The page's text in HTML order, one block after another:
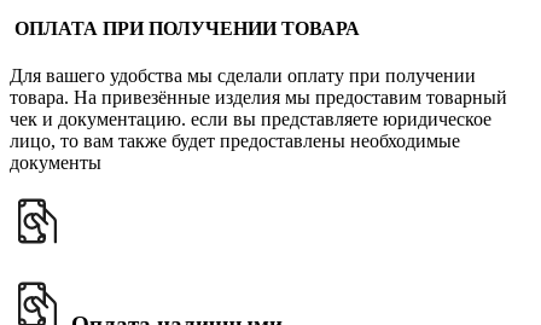
ОПЛАТА ПРИ ПОЛУЧЕНИИ ТОВАРА
Для вашего удобства мы сделали оплату при получении
товара. На привезённые изделия мы предоставим товарный
чек и документацию. если вы представляете юридическое
лицо, то вам также будет предоставлены необходимые
документы